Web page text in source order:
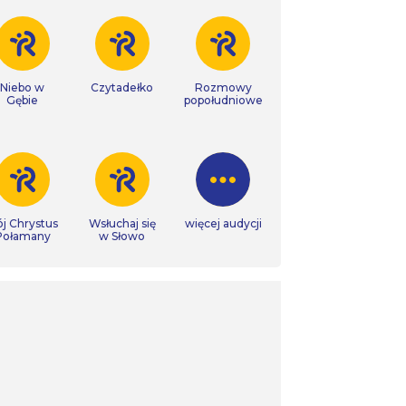
Niebo w
Gębie
Czytadełko
Rozmowy
popołudniowe
Chrystus
Wsłuchaj się
w Słowo
więcej audycji